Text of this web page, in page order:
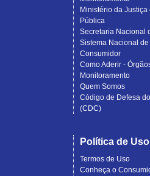
Ministério da
Pública
Secretaria Nacional
Sistema Nacional
Consumidor
Como Aderir -
Monitoramento
Quem Somos
Código de Defesa
(CDC)
Política de Uso
Termos de Uso
Conheça o